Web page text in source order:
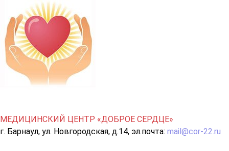
МЕДИЦИНСКИЙ ЦЕНТР «ДОБРОЕ СЕРДЦЕ»
г. Барнаул, ул. Новгородская, д.14, эл.почта: mail@cor-22.ru